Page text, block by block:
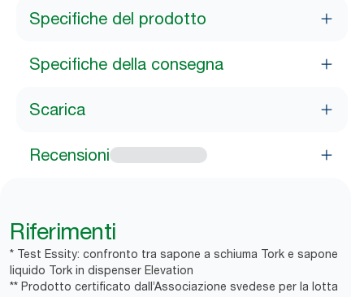
Specifiche del prodotto
Specifiche della consegna
Scarica
Recensioni
Riferimenti
* Test Essity: confronto tra sapone a schiuma Tork e sapone
liquido Tork in dispenser Elevation
** Prodotto certificato dall’Associazione svedese per la lotta